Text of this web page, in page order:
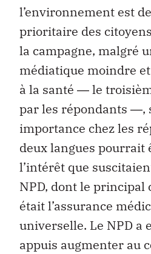
l’environnement est
prioritaire des
la campagne, malgré
médiatique moindre
à la santé ― le
par les répondants ―,
importance chez les
deux langues pourrait
l’intérêt que
NPD, dont le principal
était l’assurance
universelle. Le NPD a
appuis augmenter au